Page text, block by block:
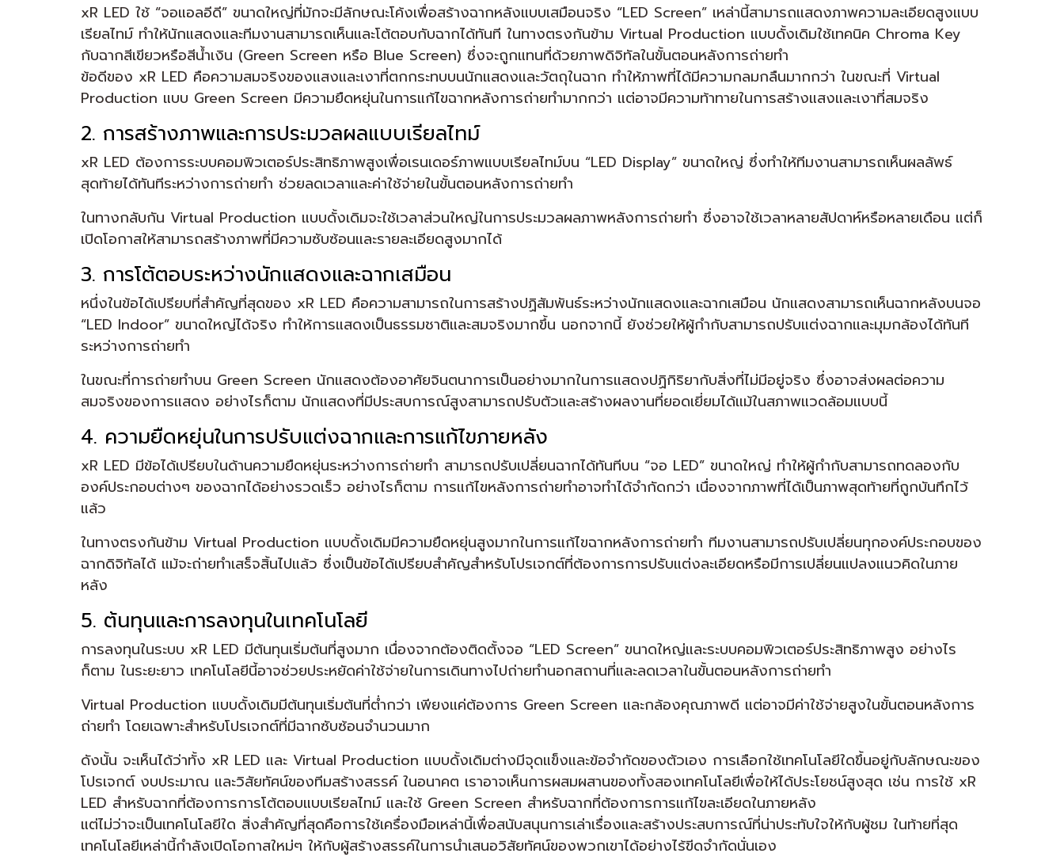
xR LED ใช้ “จอแอลอีดี” ขนาดใหญ่ที่มักจะมีลักษณะโค้งเพื่อสร้างฉากหลังแบบเสมือนจริง “LED Screen” เหล่านี้สามารถแสดงภาพความละเอียดสูงแบบ
เรียลไทม์ ทำให้นักแสดงและทีมงานสามารถเห็นและโต้ตอบกับฉากได้ทันที ในทางตรงกันข้าม Virtual Production แบบดั้งเดิมใช้เทคนิค Chroma Key
กับฉากสีเขียวหรือสีน้ำเงิน (Green Screen หรือ Blue Screen) ซึ่งจะถูกแทนที่ด้วยภาพดิจิทัลในขั้นตอนหลังการถ่ายทำ
ข้อดีของ xR LED คือความสมจริงของแสงและเงาที่ตกกระทบบนนักแสดงและวัตถุในฉาก ทำให้ภาพที่ได้มีความกลมกลืนมากกว่า ในขณะที่ Virtual
Production แบบ Green Screen มีความยืดหยุ่นในการแก้ไขฉากหลังการถ่ายทำมากกว่า แต่อาจมีความท้าทายในการสร้างแสงและเงาที่สมจริง
2. การสร้างภาพและการประมวลผลแบบเรียลไทม์
xR LED ต้องการระบบคอมพิวเตอร์ประสิทธิภาพสูงเพื่อเรนเดอร์ภาพแบบเรียลไทม์บน “LED Display” ขนาดใหญ่ ซึ่งทำให้ทีมงานสามารถเห็นผลลัพธ์
สุดท้ายได้ทันทีระหว่างการถ่ายทำ ช่วยลดเวลาและค่าใช้จ่ายในขั้นตอนหลังการถ่ายทำ
ในทางกลับกัน Virtual Production แบบดั้งเดิมจะใช้เวลาส่วนใหญ่ในการประมวลผลภาพหลังการถ่ายทำ ซึ่งอาจใช้เวลาหลายสัปดาห์หรือหลายเดือน แต่ก็
เปิดโอกาสให้สามารถสร้างภาพที่มีความซับซ้อนและรายละเอียดสูงมากได้
3. การโต้ตอบระหว่างนักแสดงและฉากเสมือน
หนึ่งในข้อได้เปรียบที่สำคัญที่สุดของ xR LED คือความสามารถในการสร้างปฏิสัมพันธ์ระหว่างนักแสดงและฉากเสมือน นักแสดงสามารถเห็นฉากหลังบนจอ
“LED Indoor” ขนาดใหญ่ได้จริง ทำให้การแสดงเป็นธรรมชาติและสมจริงมากขึ้น นอกจากนี้ ยังช่วยให้ผู้กำกับสามารถปรับแต่งฉากและมุมกล้องได้ทันที
ระหว่างการถ่ายทำ
ในขณะที่การถ่ายทำบน Green Screen นักแสดงต้องอาศัยจินตนาการเป็นอย่างมากในการแสดงปฏิกิริยากับสิ่งที่ไม่มีอยู่จริง ซึ่งอาจส่งผลต่อความ
สมจริงของการแสดง อย่างไรก็ตาม นักแสดงที่มีประสบการณ์สูงสามารถปรับตัวและสร้างผลงานที่ยอดเยี่ยมได้แม้ในสภาพแวดล้อมแบบนี้
4. ความยืดหยุ่นในการปรับแต่งฉากและการแก้ไขภายหลัง
xR LED มีข้อได้เปรียบในด้านความยืดหยุ่นระหว่างการถ่ายทำ สามารถปรับเปลี่ยนฉากได้ทันทีบน “จอ LED” ขนาดใหญ่ ทำให้ผู้กำกับสามารถทดลองกับ
องค์ประกอบต่างๆ ของฉากได้อย่างรวดเร็ว อย่างไรก็ตาม การแก้ไขหลังการถ่ายทำอาจทำได้จำกัดกว่า เนื่องจากภาพที่ได้เป็นภาพสุดท้ายที่ถูกบันทึกไว้
แล้ว
ในทางตรงกันข้าม Virtual Production แบบดั้งเดิมมีความยืดหยุ่นสูงมากในการแก้ไขฉากหลังการถ่ายทำ ทีมงานสามารถปรับเปลี่ยนทุกองค์ประกอบของ
ฉากดิจิทัลได้ แม้จะถ่ายทำเสร็จสิ้นไปแล้ว ซึ่งเป็นข้อได้เปรียบสำคัญสำหรับโปรเจกต์ที่ต้องการการปรับแต่งละเอียดหรือมีการเปลี่ยนแปลงแนวคิดในภาย
หลัง
5. ต้นทุนและการลงทุนในเทคโนโลยี
การลงทุนในระบบ xR LED มีต้นทุนเริ่มต้นที่สูงมาก เนื่องจากต้องติดตั้งจอ “LED Screen” ขนาดใหญ่และระบบคอมพิวเตอร์ประสิทธิภาพสูง อย่างไร
ก็ตาม ในระยะยาว เทคโนโลยีนี้อาจช่วยประหยัดค่าใช้จ่ายในการเดินทางไปถ่ายทำนอกสถานที่และลดเวลาในขั้นตอนหลังการถ่ายทำ
Virtual Production แบบดั้งเดิมมีต้นทุนเริ่มต้นที่ต่ำกว่า เพียงแค่ต้องการ Green Screen และกล้องคุณภาพดี แต่อาจมีค่าใช้จ่ายสูงในขั้นตอนหลังการ
ถ่ายทำ โดยเฉพาะสำหรับโปรเจกต์ที่มีฉากซับซ้อนจำนวนมาก
ดังนั้น จะเห็นได้ว่าทั้ง xR LED และ Virtual Production แบบดั้งเดิมต่างมีจุดแข็งและข้อจำกัดของตัวเอง การเลือกใช้เทคโนโลยีใดขึ้นอยู่กับลักษณะของ
โปรเจกต์ งบประมาณ และวิสัยทัศน์ของทีมสร้างสรรค์ ในอนาคต เราอาจเห็นการผสมผสานของทั้งสองเทคโนโลยีเพื่อให้ได้ประโยชน์สูงสุด เช่น การใช้ xR
LED สำหรับฉากที่ต้องการการโต้ตอบแบบเรียลไทม์ และใช้ Green Screen สำหรับฉากที่ต้องการการแก้ไขละเอียดในภายหลัง
แต่ไม่ว่าจะเป็นเทคโนโลยีใด สิ่งสำคัญที่สุดคือการใช้เครื่องมือเหล่านี้เพื่อสนับสนุนการเล่าเรื่องและสร้างประสบการณ์ที่น่าประทับใจให้กับผู้ชม ในท้ายที่สุด
เทคโนโลยีเหล่านี้กำลังเปิดโอกาสใหม่ๆ ให้กับผู้สร้างสรรค์ในการนำเสนอวิสัยทัศน์ของพวกเขาได้อย่างไร้ขีดจำกัดนั่นเอง